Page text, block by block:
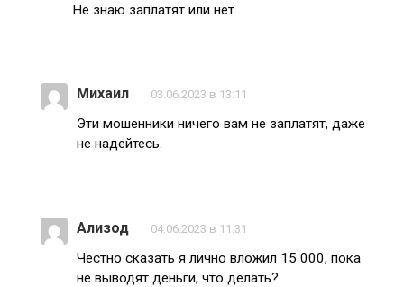
Не знаю заплатят или нет.
Михаил 03.06.2023 в 13:11
Эти мошенники ничего вам не заплатят, даже
не надейтесь.
Ализод 04.06.2023 в 11:31
Честно сказать я лично вложил 15 000, пока
не выводят деньги, что делать?